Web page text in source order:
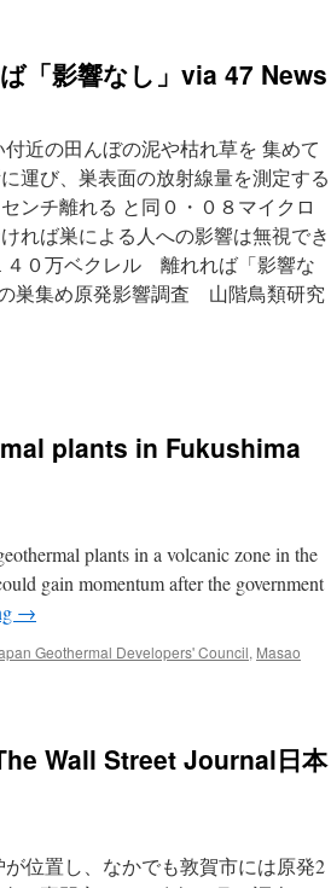
ミ
発
事
故
に
つ
い
て
正
よ！」
原
に
対
す
デ
姿
勢
す
る
「影響なし」via 47 News
近の田んぼの泥や枯れ草を 集めて
運び、巣表面の放射線量を測定する
ンチ離れる と同０・０８マイクロ
れば巣による人への影響は無視でき
４０万ベクレル 離れれば「影響な
巣集め原発影響調査 山階鳥類研究
plants in Fukushima
plants in a volcanic zone in the
gain momentum after the government
→
Geothermal Developers' Council, Masao
Wall Street Journal日本
位置し、なかでも敦賀市には原発2